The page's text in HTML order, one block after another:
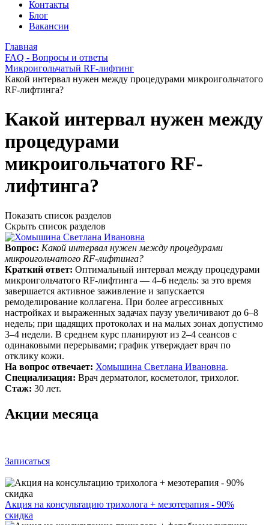
Контакты
Блог
Вакансии
Главная
FAQ - Вопросы и ответы
Микроигольчатый RF-лифтинг
Какой интервал нужен между процедурами микроигольчатого
RF-лифтинга?
Какой интервал нужен между
процедурами
микроигольчатого RF-
лифтинга?
Показать список разделов
Скрыть список разделов
Вопрос: Какой интервал нужен между процедурами
микроигольчатого RF-лифтинга?
Краткий ответ: Оптимальный интервал между процедурами
микроигольчатого RF‑лифтинга — 4–6 недель: за это время
завершается активное заживление и запускается
ремоделирование коллагена. При более агрессивных
настройках и выраженных задачах паузу увеличивают до 6–8
недель; при щадящих протоколах и на малых зонах допустимо
3–4 недели. В среднем курс планируют из 2–4 сеансов с
одинаковыми перерывами; график утверждает врач по
отклику кожи.
На вопрос отвечает: Хомышина Светлана Ивановна.
Специализация: Врач дерматолог, косметолог, трихолог.
Стаж: 30 лет.
Акции месяца
Записаться
Акция на консультацию трихолога + мезотерапия - 90%
скидка